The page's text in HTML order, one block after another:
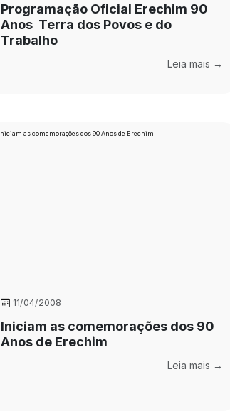
Programação Oficial Erechim 90
Anos  Terra dos Povos e do
Trabalho
Leia mais →
11/04/2008
Iniciam as comemorações dos 90
Anos de Erechim
Leia mais →